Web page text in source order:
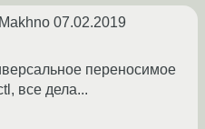
07.02.2019
переносимое
все дела...